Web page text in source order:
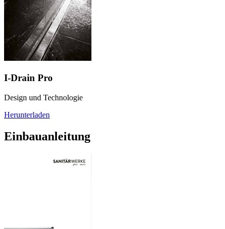
I-Drain Pro
Design und Technologie
Herunterladen
Einbauanleitung